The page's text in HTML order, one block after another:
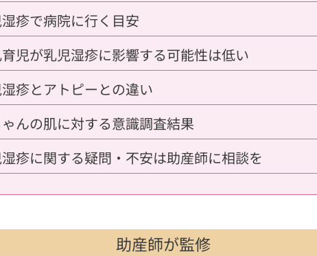
疹で病院に行く目安
児が乳児湿疹に影響する可能性は低い
疹とアトピーとの違い
んの肌に対する意識調査結果
疹に関する疑問・不安は助産師に相談を
助産師が監修